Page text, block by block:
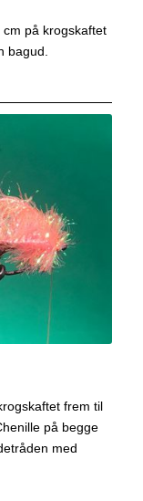
på krogskaftet
bagud.
frem til
på begge
med